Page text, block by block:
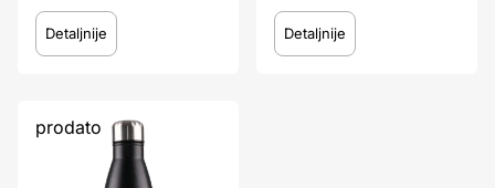
Detaljnije Detaljnije
prodato